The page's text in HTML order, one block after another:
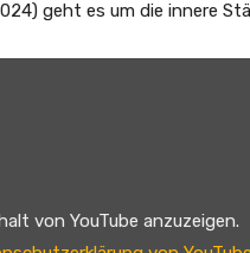
geht es um die innere
von YouTube anzuzeigen.